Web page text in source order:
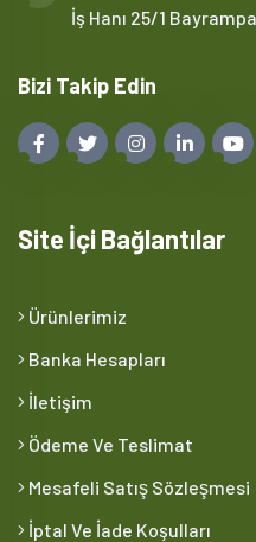
İş Hanı 25/1
Bizi Takip Edin
Site İçi Bağlantılar
Ürünlerimiz
Banka Hesapları
İletişim
Ödeme Ve Teslimat
Mesafeli Satış Sözleşmesi
İptal Ve İade Koşulları